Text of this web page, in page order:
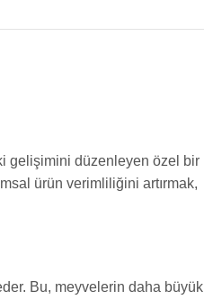
gelişimini düzenleyen özel bir
ürün verimliliğini artırmak,
Bu, meyvelerin daha büyük